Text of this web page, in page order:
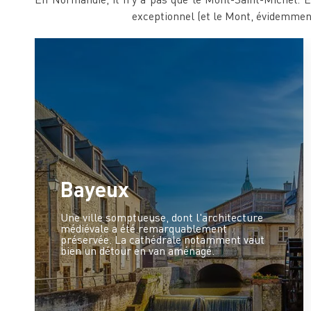
exceptionnel (et le Mont,
Bayeux
Une ville somptueuse, dont l'architecture
médiévale a été remarquablement
préservée. La cathédrale notamment vaut
bien un détour en van aménagé.